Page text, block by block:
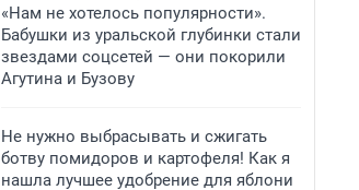
«Нам не хотелось популярности».
Бабушки из уральской глубинки стали
звездами соцсетей — они покорили
Агутина и Бузову
Не нужно выбрасывать и сжигать
ботву помидоров и картофеля! Как я
нашла лучшее удобрение для яблони